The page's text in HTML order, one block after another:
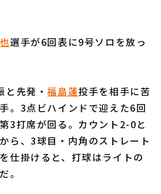
デンイーグルス
ンズ
ファローズ
クホークス
選手が6回表に9号ソロを放っ
と先発・福島蓮投手を相手に苦
。3点ビハインドで迎えた6回
3打席が回る。カウント2-0と
ら、3球目・内角のストレート
仕掛けると、打球はライトの
。